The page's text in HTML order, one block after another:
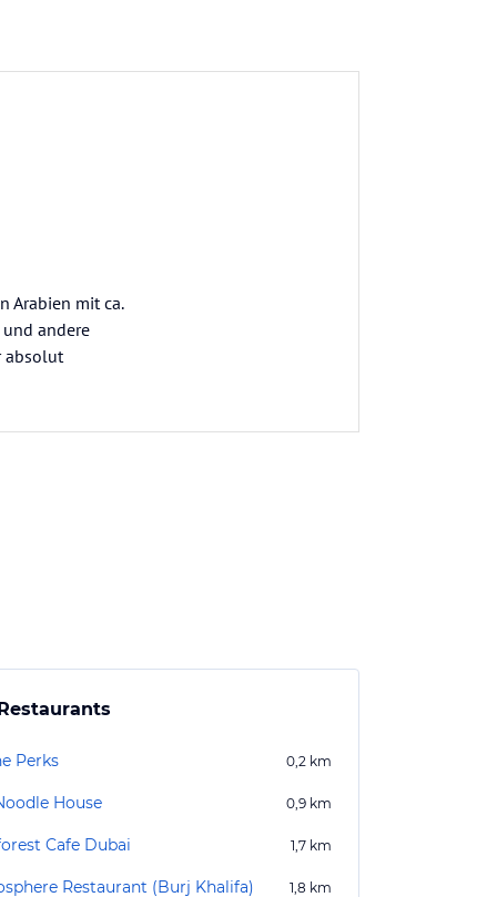
Arabien mit ca.
andere
absolut
Perks 0,2 km
House 0,9 km
Cafe Dubai 1,7 km
Restaurant (Burj Khalifa) 1,8 km